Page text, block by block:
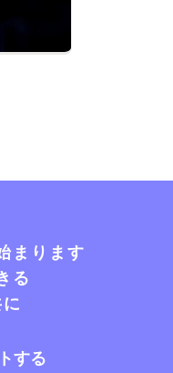
まります
る
する